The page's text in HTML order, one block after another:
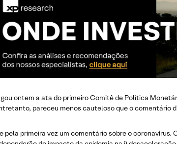
ontem a ata do primeiro Comitê de Política
pareceu menos cauteloso que o comentário
primeira vez um comentário sobre o